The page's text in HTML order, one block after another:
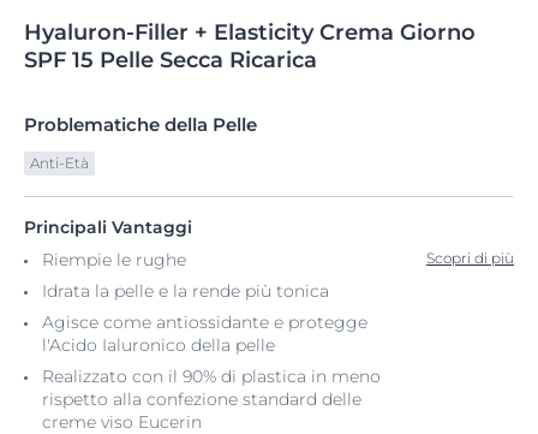
Hyaluron-Filler + Elasticity Crema Giorno
SPF 15 Pelle Secca Ricarica
Problematiche della Pelle
Anti-Età
Principali Vantaggi
Riempie le rughe
Idrata la pelle e la rende più tonica
Agisce come antiossidante e protegge
l'Acido Ialuronico della pelle
Realizzato con il 90% di plastica in meno
rispetto alla confezione standard delle
creme viso Eucerin
Scopri di più